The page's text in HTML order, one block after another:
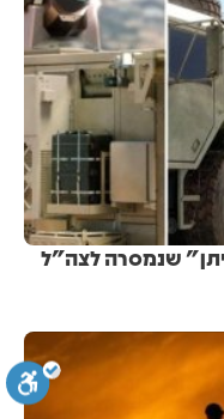
שנמסרה לצה"ל